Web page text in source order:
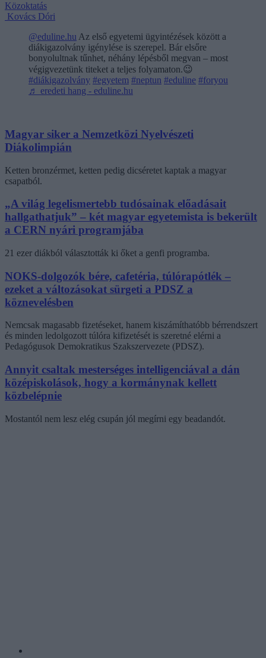
Közoktatás
Kovács Dóri
@eduline.hu Az első egyetemi ügyintézések között a
diákigazolvány igénylése is szerepel. Bár elsőre
bonyolultnak tűnhet, néhány lépésből megvan – most
végigvezetünk titeket a teljes folyamaton.😉
#diákigazolvány #egyetem #neptun #eduline #foryou
♬ eredeti hang - eduline.hu
Magyar siker a Nemzetközi Nyelvészeti
Diákolimpián
Ketten bronzérmet, ketten pedig dicséretet kaptak a magyar
csapatból.
„A világ legelismertebb tudósainak előadásait
hallgathatjuk” – két magyar egyetemista is bekerült
a CERN nyári programjába
21 ezer diákból választották ki őket a genfi programba.
NOKS-dolgozók bére, cafetéria, túlórapótlék –
ezeket a változásokat sürgeti a PDSZ a
köznevelésben
Nemcsak magasabb fizetéseket, hanem kiszámíthatóbb bérrendszert
és minden ledolgozott túlóra kifizetését is szeretné elérni a
Pedagógusok Demokratikus Szakszervezete (PDSZ).
Annyit csaltak mesterséges intelligenciával a dán
középiskolások, hogy a kormánynak kellett
közbelépnie
Mostantól nem lesz elég csupán jól megírni egy beadandót.